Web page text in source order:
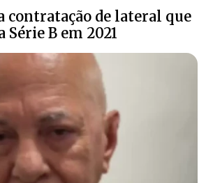
contratação de lateral que
Série B em 2021